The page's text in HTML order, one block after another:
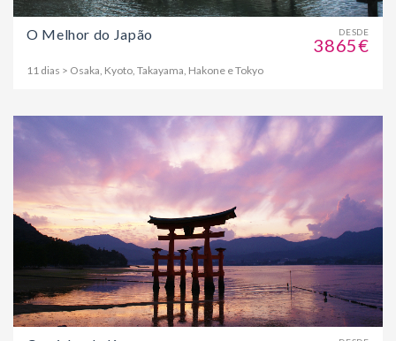
DESDE
3865€
O Melhor do Japão
11 dias > Osaka, Kyoto, Takayama, Hakone e Tokyo